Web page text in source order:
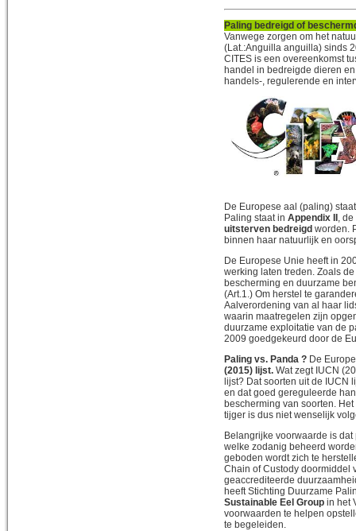
Paling bedreigd of
Vanwege zorgen om het
(Lat.:Anguilla anguilla) sinds
CITES is een overeenkomst
handel in bedreigde dieren
handels-, regulerende en
De Europese aal (paling)
Paling staat in Appendix II,
uitsterven bedreigd worden.
binnen haar natuurlijk en
De Europese Unie heeft in
werking laten treden. Zoals
bescherming en duurzame
(Art.1.) Om herstel te
Aalverordening van al haar
waarin maatregelen zijn
duurzame exploitatie van de
2009 goedgekeurd door de
Paling vs. Panda ? De
(2015) lijst. Wat zegt IUCN
lijst? Dat soorten uit de IUCN
en dat goed gereguleerde
bescherming van soorten.
tijger is dus niet wenselijk
Belangrijke voorwaarde is
welke zodanig beheerd
geboden wordt zich te
Chain of Custody doormiddel
geaccrediteerde
heeft Stichting Duurzame
Sustainable Eel Group in het
voorwaarden te helpen
te begeleiden.